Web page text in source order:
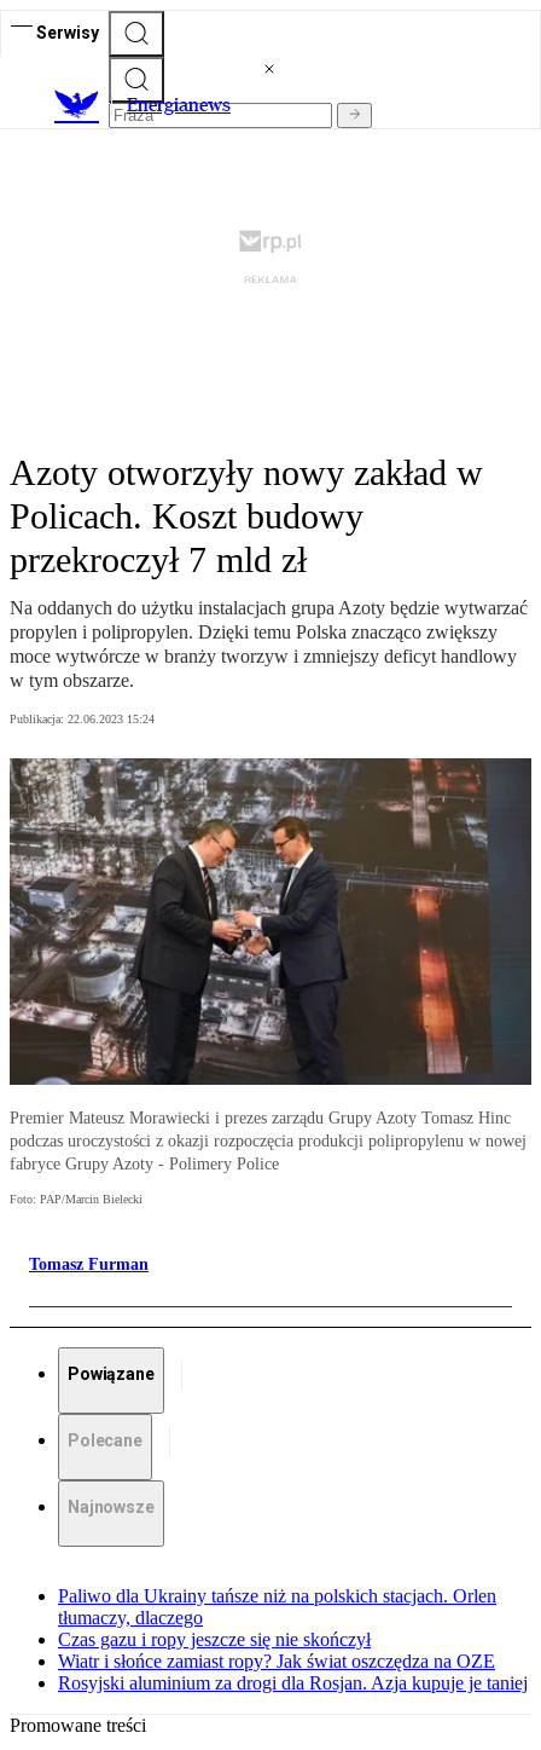
Serwisy
Energianews
Azoty otworzyły nowy zakład w
Policach. Koszt budowy
przekroczył 7 mld zł
Na oddanych do użytku instalacjach grupa Azoty będzie wytwarzać
propylen i polipropylen. Dzięki temu Polska znacząco zwiększy
moce wytwórcze w branży tworzyw i zmniejszy deficyt handlowy
w tym obszarze.
Publikacja: 22.06.2023 15:24
Premier Mateusz Morawiecki i prezes zarządu Grupy Azoty Tomasz Hinc
podczas uroczystości z okazji rozpoczęcia produkcji polipropylenu w nowej
fabryce Grupy Azoty - Polimery Police
Foto: PAP/Marcin Bielecki
Tomasz Furman
Powiązane
Polecane
Najnowsze
Paliwo dla Ukrainy tańsze niż na polskich stacjach. Orlen
tłumaczy, dlaczego
Czas gazu i ropy jeszcze się nie skończył
Wiatr i słońce zamiast ropy? Jak świat oszczędza na OZE
Rosyjski aluminium za drogi dla Rosjan. Azja kupuje je taniej
Promowane treści